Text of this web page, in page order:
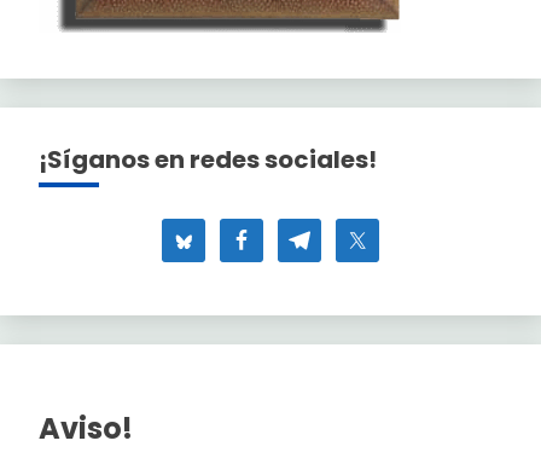
¡Síganos en redes sociales!
Aviso!